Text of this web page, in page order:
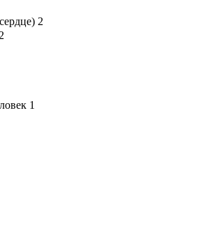
2
2
1